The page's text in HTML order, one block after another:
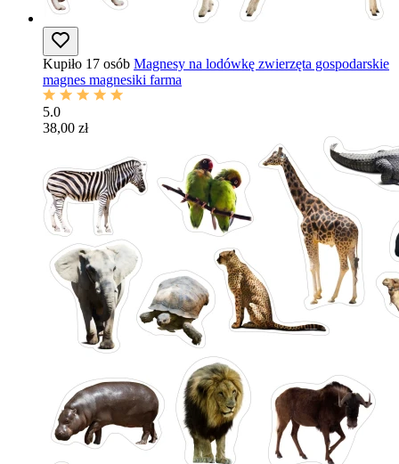
Kupiło 17 osób Magnesy na lodówkę zwierzęta gospodarskie
magnes magnesiki farma
5.0
38,00 zł